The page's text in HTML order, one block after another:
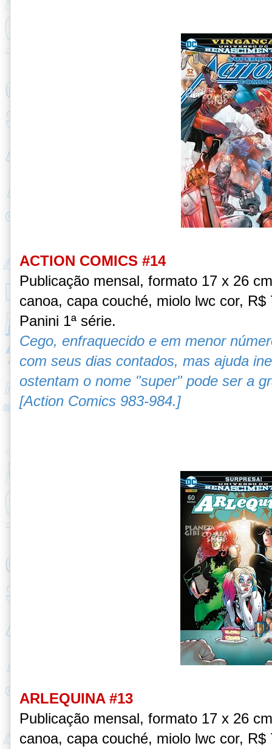
ACTION COMICS #14
Publicação mensal, formato 17 x 26
canoa, capa couché, miolo lwc cor,
Panini 1ª série.
Cego, enfraquecido e em menor
com seus dias contados, mas ajuda
ostentam o nome "super" pode ser a
[Action Comics 983-984.]
ARLEQUINA #13
Publicação mensal, formato 17 x 26
canoa, capa couché, miolo lwc cor,